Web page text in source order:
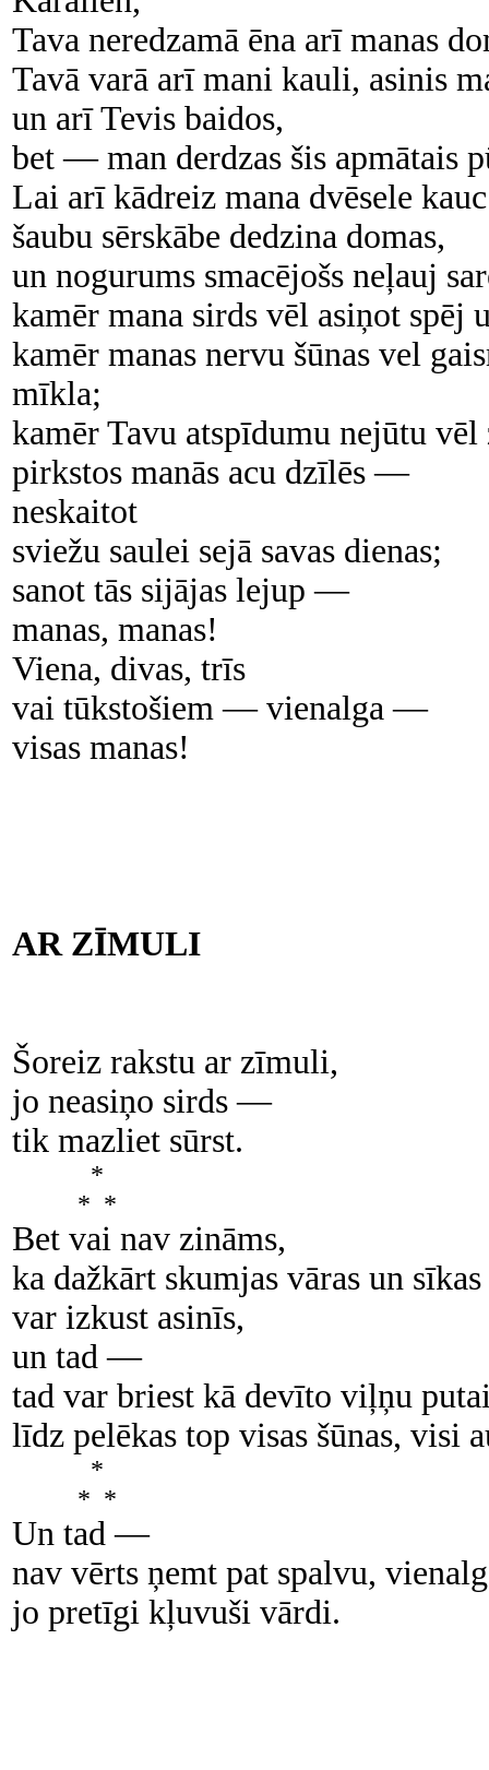
Tava neredzamā ēna arī manas
Tavā varā arī mani kauli, asinis
un arī Tevis baidos,
bet — man derdzas šis apmātais
Lai arī kādreiz mana dvēsele
šaubu sērskābe dedzina domas,
un nogurums smacējošs neļauj
kamēr mana sirds vēl asiņot spēj
kamēr manas nervu šūnas vel
mīkla;
kamēr Tavu atspīdumu nejūtu
pirkstos manās acu dzīlēs —
neskaitot
sviežu saulei sejā savas dienas;
sanot tās sijājas lejup —
manas, manas!
Viena, divas, trīs
vai tūkstošiem — vienalga —
visas manas!
AR ZĪMULI
Šoreiz rakstu ar zīmuli,
jo neasiņo sirds —
tik mazliet sūrst.
*
* *
Bet vai nav zināms,
ka dažkārt skumjas vāras un
var izkust asinīs,
un tad —
tad var briest kā devīto viļņu
līdz pelēkas top visas šūnas, visi
*
* *
Un tad —
nav vērts ņemt pat spalvu,
jo pretīgi kļuvuši vārdi.